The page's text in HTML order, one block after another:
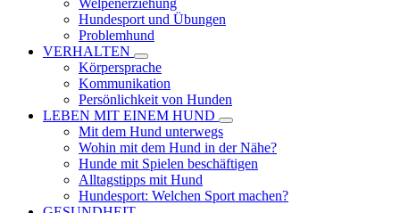
Welpenerziehung
Hundesport und Übungen
Problemhund
VERHALTEN
Körpersprache
Kommunikation
Persönlichkeit von Hunden
LEBEN MIT EINEM HUND
Mit dem Hund unterwegs
Wohin mit dem Hund in der Nähe?
Hunde mit Spielen beschäftigen
Alltagstipps mit Hund
Hundesport: Welchen Sport machen?